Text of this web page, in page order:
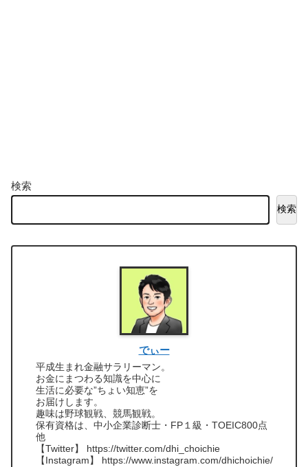
検索
検索
でぃー
平成生まれ金融サラリーマン。
お金にまつわる知識を中心に
生活に必要な”ちょい知恵”を
お届けします。
趣味は野球観戦、競馬観戦。
保有資格は、中小企業診断士・FP１級・TOEIC800点
他
【Twitter】 https://twitter.com/dhi_choichie
【Instagram】 https://www.instagram.com/dhichoichie/